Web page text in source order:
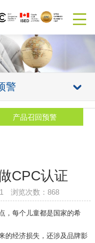
警
产品召回预警
CPC认证
浏览次数：868
，每个儿童都是国家的希
的经济损失，还涉及品牌影